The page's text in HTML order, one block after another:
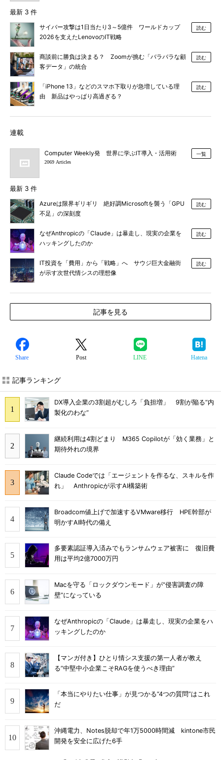
最新 3 件
サイバー攻撃は1日当たり3～5億件 ワールドカップ
2026を支えたLenovoのIT戦略
読む
商談前に勝負は決まる？ Zoomが挑む「バラバラな顧
客データ」の統合
読む
「iPhone 13」などのスマホ下取りが急増している理
由 新品はやっぱり高過ぎる？
読む
連載
Computer Weekly発 世界に学ぶIT導入・活用術
2069 Articles
一覧
最新 3 件
Azureは限界ギリギリ 絶好調Microsoftを襲う「GPU
不足」の深刻度
読む
なぜAnthropicの「Claude」は暴走し、現実の企業を
ハッキングしたのか
読む
IT投資を「費用」から「戦略」へ サウジ巨大金融街
が示す次世代情シスの理想像
読む
記事を見る
Share Post LINE Hatena
記事ランキング
DX導入企業の3割超がむしろ「負担増」 9割が陥る“内
製化のわな”
継続利用は4割どまり M365 Copilotが「効く業務」と
期待外れの境界
Claude Codeでは「エージェントを作るな、スキルを作
れ」 Anthropicが示すAI構築術
Broadcom値上げで加速するVMware移行 HPE幹部が
明かすAI時代の備え
多要素認証導入済みでもランサムウェア被害に 復旧費
用は平均2億7000万円
Macを守る「ロックダウンモード」が“侵害調査の障
壁”になっている
なぜAnthropicの「Claude」は暴走し、現実の企業をハ
ッキングしたのか
【マンガ付き】ひとり情シス支援の第一人者が教え
る”中堅中小企業こそRAGを使うべき理由”
「本当にやりたい仕事」が見つかる“4つの質問”はこれ
だ
沖縄電力、Notes脱却で年1万5000時間減 kintone市民
開発を安全に広げた6手